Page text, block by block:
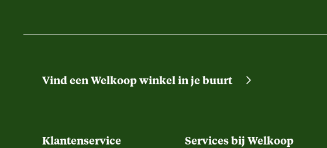
Vind een Welkoop winkel in je buurt
Klantenservice Services bij Welkoop